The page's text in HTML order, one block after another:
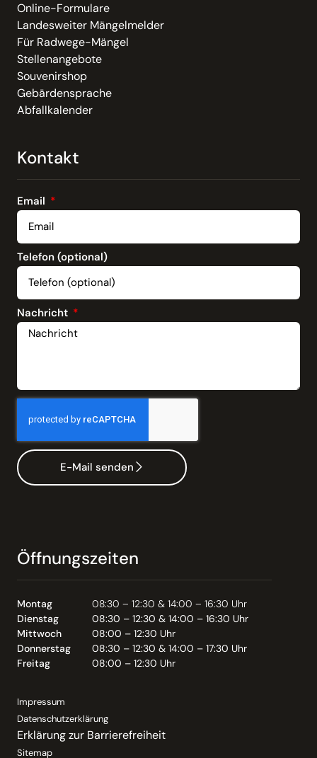
Online-Formulare
Landesweiter Mängelmelder
Für Radwege-Mängel
Stellenangebote
Souvenirshop
Gebärdensprache
Abfallkalender
Kontakt
Email
Telefon (optional)
Nachricht
E-Mail senden
Öffnungszeiten
Montag
08:30 – 12:30 & 14:00 – 16:30 Uhr
Dienstag
08:30 – 12:30 & 14:00 – 16:30 Uhr
Mittwoch
08:00 – 12:30 Uhr
Donnerstag
08:30 – 12:30 & 14:00 – 17:30 Uhr
Freitag
08:00 – 12:30 Uhr
Impressum
Datenschutzerklärung
Erklärung zur Barrierefreiheit
Sitemap